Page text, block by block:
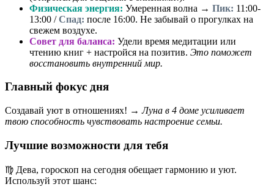
Физическая энергия: Умеренная волна → Пик: 11:00-
13:00 /Спад: после 16:00. Не забывай о прогулках на
свежем воздухе.
Совет для баланса: Удели время медитации или
чтению книг + настройся на позитив. Это поможет
восстановить внутренний мир.
Главный фокус дня
Создавай уют в отношениях! →Луна в 4 доме усиливает
твою способность чувствовать настроение семьи.
Лучшие возможности для тебя
♍️ Дева, гороскоп на сегодня обещает гармонию и уют.
Используй этот шанс: